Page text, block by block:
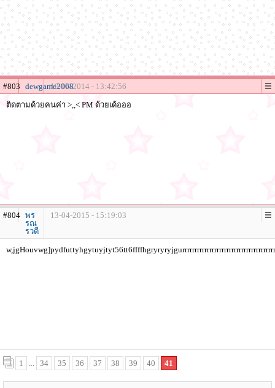
#803 dewgame200810-06-2014 - 13:42:56
ติดตามด้วยคนค่า >,,< PM ด้วยเด้อออ
#804 พร
รณ
รวดี
13-04-2015 - 15:19:03
1 ... 34 35 36 37 38 39 40 41